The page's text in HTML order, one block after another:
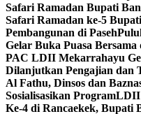
Safari Ramadan Bupati
Safari Ramadan ke-5
Pembangunan di Paseh
Gelar Buka Puasa
PAC LDII Mekarrahayu
Dilanjutkan Pengajian dan
Al Fathu, Dinsos dan
Sosialisasikan ProgramLDII
Ke-4 di Rancaekek, Bupati